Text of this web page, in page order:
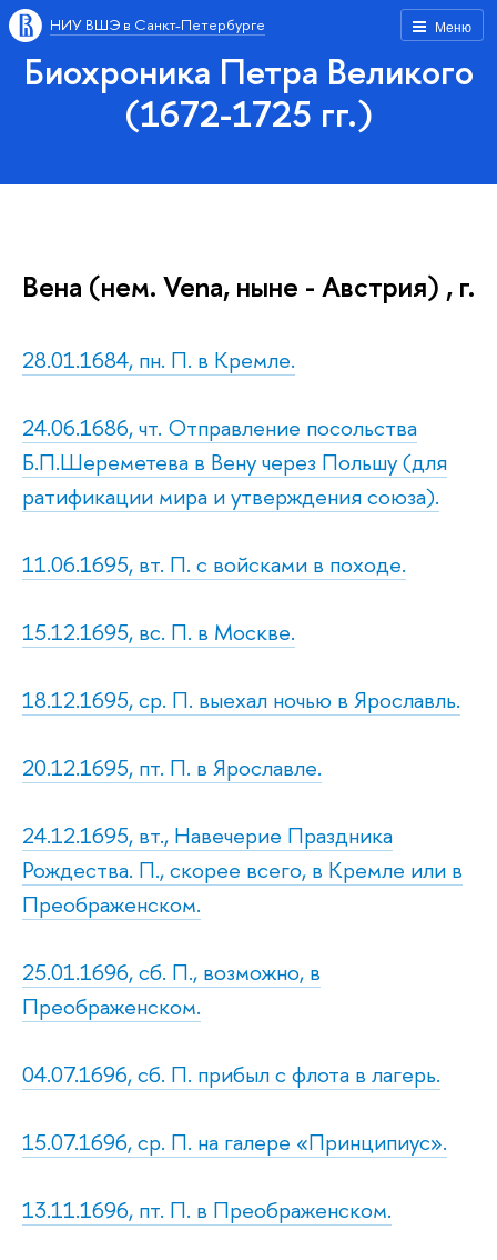
Меню
НИУ ВШЭ в Санкт-Петербурге
Биохроника Петра Великого
(1672-1725 гг.)
Вена (нем. Vena, ныне - Австрия) , г.
28.01.1684, пн. П. в Кремле.
24.06.1686, чт. Отправление посольства
Б.П.Шереметева в Вену через Польшу (для
ратификации мира и утверждения союза).
11.06.1695, вт. П. с войсками в походе.
15.12.1695, вс. П. в Москве.
18.12.1695, ср. П. выехал ночью в Ярославль.
20.12.1695, пт. П. в Ярославле.
24.12.1695, вт., Навечерие Праздника
Рождества. П., скорее всего, в Кремле или в
Преображенском.
25.01.1696, сб. П., возможно, в
Преображенском.
04.07.1696, сб. П. прибыл с флота в лагерь.
15.07.1696, ср. П. на галере «Принципиус».
13.11.1696, пт. П. в Преображенском.